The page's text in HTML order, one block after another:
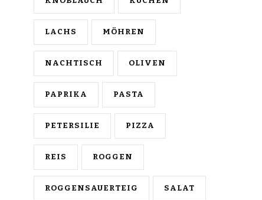
LACHS MÖHREN
NACHTISCH OLIVEN
PAPRIKA PASTA
PETERSILIE PIZZA
REIS ROGGEN
ROGGENSAUERTEIG SALAT